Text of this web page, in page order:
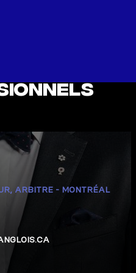
ARBITRE - MONTRÉAL